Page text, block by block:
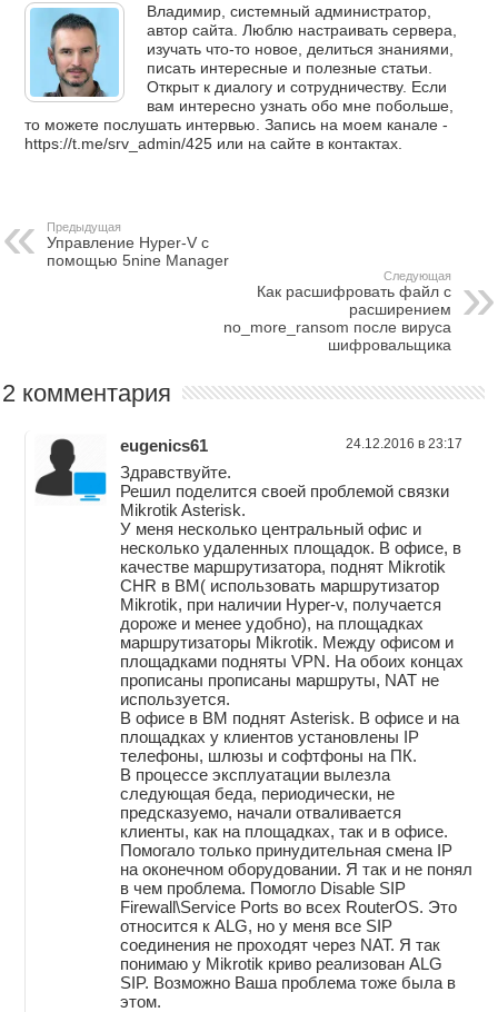
Владимир, системный администратор,
автор сайта. Люблю настраивать сервера,
изучать что-то новое, делиться знаниями,
писать интересные и полезные статьи.
Открыт к диалогу и сотрудничеству. Если
вам интересно узнать обо мне побольше,
то можете послушать интервью. Запись на моем канале -
https://t.me/srv_admin/425 или на сайте в контактах.
Предыдущая
Управление Hyper-V с
помощью 5nine Manager
Следующая
Как расшифровать файл с
расширением
no_more_ransom после вируса
шифровальщика
2 комментария
eugenics61 24.12.2016 в 23:17
Здравствуйте.
Решил поделится своей проблемой связки
Mikrotik Asterisk.
У меня несколько центральный офис и
несколько удаленных площадок. В офисе, в
качестве маршрутизатора, поднят Mikrotik
CHR в ВМ( использовать маршрутизатор
Mikrotik, при наличии Hyper-v, получается
дороже и менее удобно), на площадках
маршрутизаторы Mikrotik. Между офисом и
площадками подняты VPN. На обоих концах
прописаны прописаны маршруты, NAT не
используется.
В офисе в ВМ поднят Asterisk. В офисе и на
площадках у клиентов установлены IP
телефоны, шлюзы и софтфоны на ПК.
В процессе эксплуатации вылезла
следующая беда, периодически, не
предсказуемо, начали отваливается
клиенты, как на площадках, так и в офисе.
Помогало только принудительная смена IP
на оконечном оборудовании. Я так и не понял
в чем проблема. Помогло Disable SIP
Firewall\Service Ports во всех RouterOS. Это
относится к ALG, но у меня все SIP
соединения не проходят через NAT. Я так
понимаю у Mikrotik криво реализован ALG
SIP. Возможно Ваша проблема тоже была в
этом.